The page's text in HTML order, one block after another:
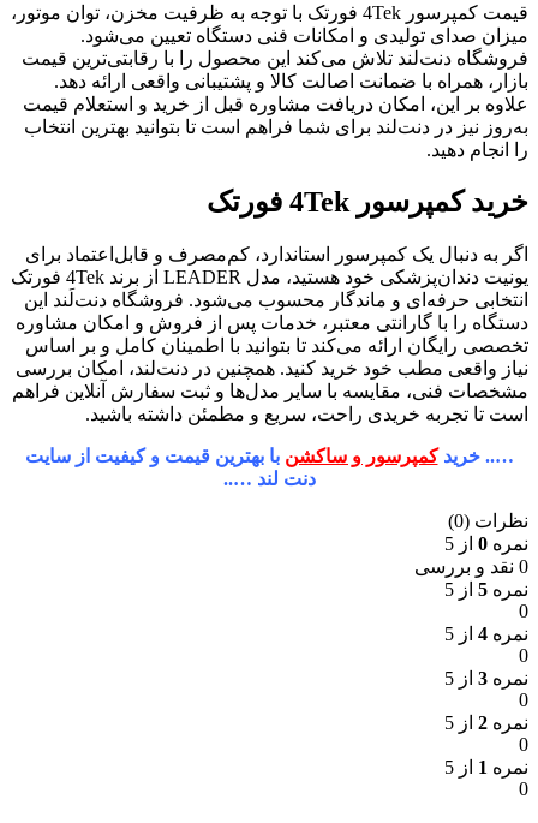
قیمت کمپرسور 4Tek فورتک با توجه به ظرفیت مخزن، توان موتور،
میزان صدای تولیدی و امکانات فنی دستگاه تعیین می‌شود.
فروشگاه دنت‌لند تلاش می‌کند این محصول را با رقابتی‌ترین قیمت
بازار، همراه با ضمانت اصالت کالا و پشتیبانی واقعی ارائه دهد.
علاوه‌ بر این، امکان دریافت مشاوره قبل از خرید و استعلام قیمت
به‌روز نیز در دنت‌لند برای شما فراهم است تا بتوانید بهترین انتخاب
را انجام دهید.
خرید کمپرسور 4Tek فورتک
اگر به دنبال یک کمپرسور استاندارد، کم‌مصرف و قابل‌اعتماد برای
یونیت دندان‌پزشکی خود هستید، مدل LEADER از برند 4Tek فورتک
انتخابی حرفه‌ای و ماندگار محسوب می‌شود. فروشگاه دنت‌لَند این
دستگاه را با گارانتی معتبر، خدمات پس از فروش و امکان مشاوره
تخصصی رایگان ارائه می‌کند تا بتوانید با اطمینان کامل و بر اساس
نیاز واقعی مطب خود خرید کنید. همچنین در دنت‌لند، امکان بررسی
مشخصات فنی، مقایسه با سایر مدل‌ها و ثبت سفارش آنلاین فراهم
است تا تجربه خریدی راحت، سریع و مطمئن داشته باشید.
….. خريدكمپرسور و ساكشن با بهترين قيمت و كيفيت از سايت
دنت لند …..
نظرات (0)
نمره 0 از 5
0 نقد و بررسی
نمره 5 از 5
0
نمره 4 از 5
0
نمره 3 از 5
0
نمره 2 از 5
0
نمره 1 از 5
0